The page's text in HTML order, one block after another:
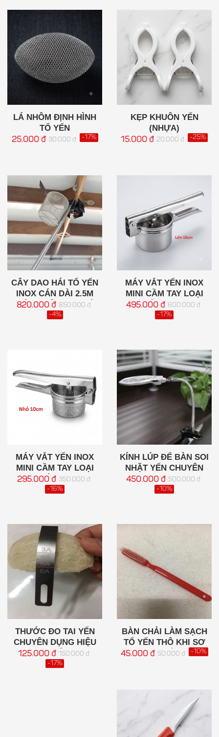
LÁ NHÔM ĐỊNH HÌNH
TỔ YẾN
25.000 đ 30.000 đ -17%
KẸP KHUÔN YẾN
(NHỰA)
15.000 đ 20.000 đ -25%
CÂY DAO HÁI TỔ YẾN
INOX CÁN DÀI 2.5M
HIỆU QUẢ CHO NHÀ
YẾN
820.000 đ 850.000 đ
-4%
MÁY VẮT YẾN INOX
MINI CẦM TAY LOẠI
LỚN 16CM
495.000 đ 600.000 đ
-17%
MÁY VẮT YẾN INOX
MINI CẦM TAY LOẠI
NHỎ 10CM
295.000 đ 350.000 đ
-16%
KÍNH LÚP ĐỂ BÀN SOI
NHẶT YẾN CHUYÊN
DỤNG
450.000 đ 500.000 đ
-10%
THƯỚC ĐO TAI YẾN
CHUYÊN DỤNG HIỆU
QUẢ
125.000 đ 150.000 đ
-17%
BÀN CHẢI LÀM SẠCH
TỔ YẾN THÔ KHI SƠ
CHẾ
45.000 đ 50.000 đ -10%